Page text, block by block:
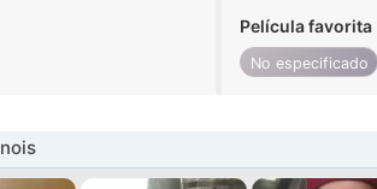
Película favorita
No especificado